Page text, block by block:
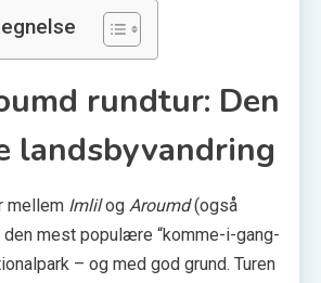
rundtur: Den
landsbyvandring
mellem Imlilog Aroumd(også
mest populære “komme-i-gang-
– og med god grund. Turen